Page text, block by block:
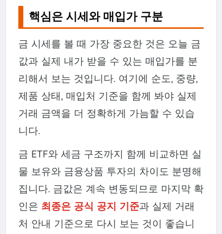
핵심은 시세와 매입가 구분
금 시세를 볼 때 가장 중요한 것은 오늘 금
값과 실제 내가 받을 수 있는 매입가를 분
리해서 보는 것입니다. 여기에 순도, 중량,
제품 상태, 매입처 기준을 함께 봐야 실제
거래 금액을 더 정확하게 가늠할 수 있습
니다.
금 ETF와 세금 구조까지 함께 비교하면 실
물 보유와 금융상품 투자의 차이도 분명해
집니다. 금값은 계속 변동되므로 마지막 확
인은 최종은 공식 공지 기준과 실제 거래
처 안내 기준으로 다시 보는 것이 좋습니